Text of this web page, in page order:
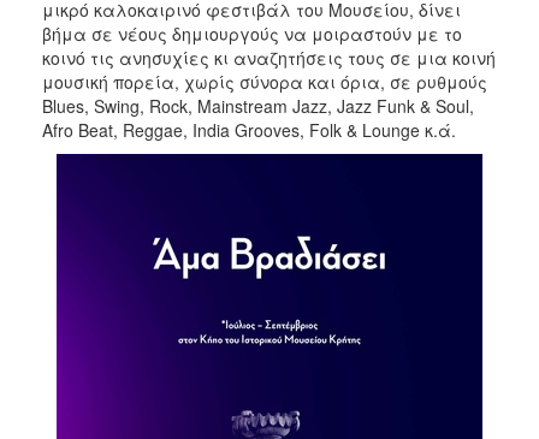
2011
ΔΗΜΟΣ
μικρό καλοκαιρινό φεστιβάλ του Μουσείου, δίνει
βήμα σε νέους δημιουργούς να μοιραστούν με το
κοινό τις ανησυχίες κι αναζητήσεις τους σε μια κοινή
μουσική πορεία, χωρίς σύνορα και όρια, σε ρυθμούς
Blues, Swing, Rock, Mainstream Jazz, Jazz Funk & Soul,
Afro Beat, Reggae, India Grooves, Folk & Lounge κ.ά.